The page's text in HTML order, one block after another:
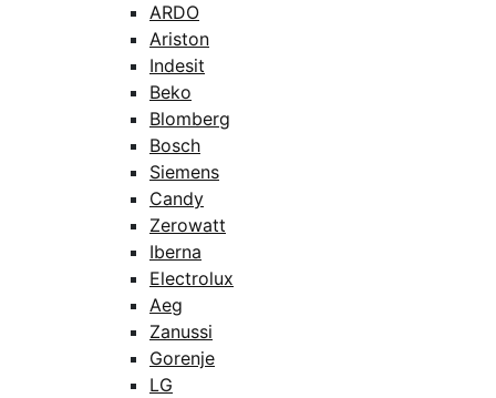
ARDO
Ariston
Indesit
Beko
Blomberg
Bosch
Siemens
Candy
Zerowatt
Iberna
Electrolux
Aeg
Zanussi
Gorenje
LG